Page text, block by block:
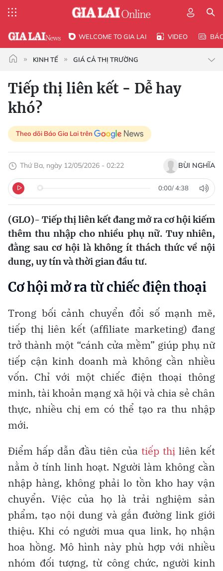
WELCOME TO GIA LAI VIDEO
KINH TẾ GIÁ CẢ THỊ TRƯỜNG
Tiếp thị liên kết - Dễ hay
khó?
Theo dõi Báo Gia Lai trên
Thứ Ba, ngày 12/05/2026 - 02:22 BÙI NGHĨA
0:00/4:38
(GLO)- Tiếp thị liên kết đang mở ra cơ hội kiếm
thêm thu nhập cho nhiều phụ nữ. Tuy nhiên,
đằng sau cơ hội là không ít thách thức về nội
dung, uy tín và thời gian đầu tư.
Cơ hội mở ra từ chiếc điện thoại
Trong bối cảnh chuyển đổi số mạnh mẽ,
tiếp thị liên kết (affiliate marketing) đang
trở thành một “cánh cửa mềm” giúp phụ nữ
tiếp cận kinh doanh mà không cần nhiều
vốn. Chỉ với một chiếc điện thoại thông
minh, tài khoản mạng xã hội và chia sẻ chân
thực, nhiều chị em có thể tạo ra thu nhập
mới.
Điểm hấp dẫn đầu tiên của tiếp thị liên kết
nằm ở tính linh hoạt. Người làm không cần
nhập hàng, không phải lo tồn kho hay vận
chuyển. Việc của họ là trải nghiệm sản
phẩm, tạo nội dung và gắn đường link giới
thiệu. Khi có người mua qua link, họ nhận
hoa hồng. Mô hình này phù hợp với nhiều
nhóm đối tượng, từ công chức, người kinh